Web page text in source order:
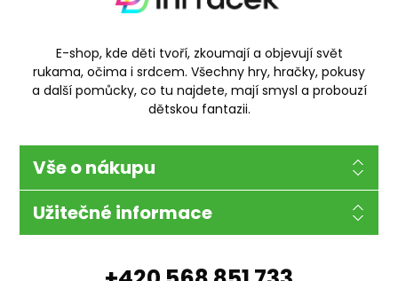
E-shop, kde děti tvoří, zkoumají a objevují svět
rukama, očima i srdcem. Všechny hry, hračky, pokusy
a další pomůcky, co tu najdete, mají smysl a probouzí
dětskou fantazii.
Vše o nákupu
Užitečné informace